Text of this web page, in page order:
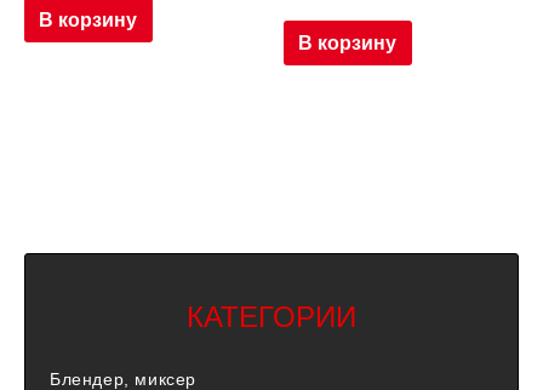
В корзину
В корзину
КАТЕГОРИИ
Блендер, миксер